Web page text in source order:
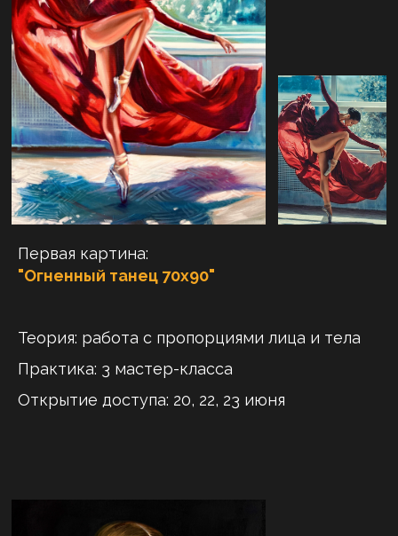
Первая картина:
"Огненный танец 70х90"
Теория: работа с пропорциями лица и тела
Практика: 3 мастер-класса
Открытие доступа: 20, 22, 23 июня